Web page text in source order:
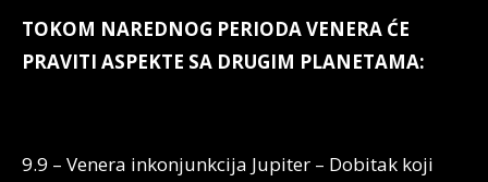
TOKOM NAREDNOG PERIODA VENERA ĆE
PRAVITI ASPEKTE SA DRUGIM PLANETAMA:
9.9 – Venera inkonjunkcija Jupiter – Dobitak koji